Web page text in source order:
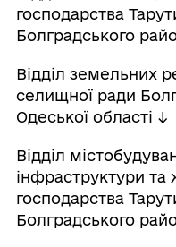
господарства
Болградського
Відділ земельних
селищної ради
Одеської області ↓
Відділ
інфраструктури
господарства
Болградського